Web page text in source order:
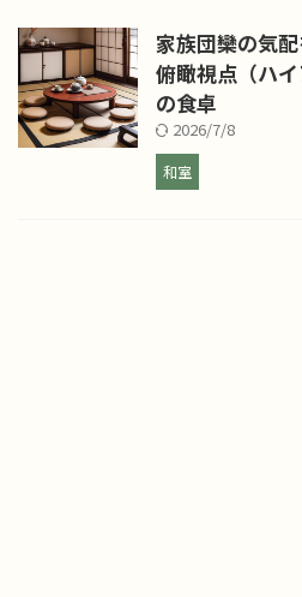
家族団欒の気配
俯瞰視点（ハ
の食卓
2026/7/8
和室